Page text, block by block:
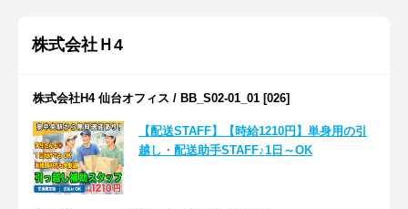
株式会社Ｈ4
株式会社H4 仙台オフィス / BB_S02-01_01 [026]
【配送STAFF】【時給1210円】単身用の引
越し・配送助手STAFF♪1日～OK